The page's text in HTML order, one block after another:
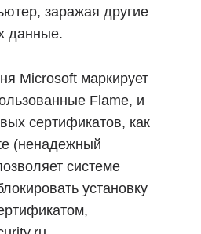
заражая другие
данные.
Microsoft маркирует
Flame, и
сертификатов, как
(ненадежный
системе
установку